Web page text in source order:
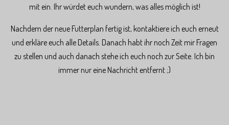
mit ein. Ihr würdet euch wundern, was alles möglich ist!
Nachdem der neue Futterplan fertig ist, kontaktiere ich euch erneut
und erkläre euch alle Details. Danach habt ihr noch Zeit mir Fragen
zu stellen und auch danach stehe ich euch noch zur Seite. Ich bin
immer nur eine Nachricht entfernt ;)